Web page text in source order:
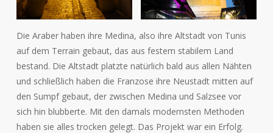
Die Araber haben ihre Medina, also ihre Altstadt von Tunis
auf dem Terrain gebaut, das aus festem stabilem Land
bestand. Die Altstadt platzte natürlich bald aus allen Nähten
und schließlich haben die Franzose ihre Neustadt mitten auf
den Sumpf gebaut, der zwischen Medina und Salzsee vor
sich hin blubberte. Mit den damals modernsten Methoden
haben sie alles trocken gelegt. Das Projekt war ein Erfolg.